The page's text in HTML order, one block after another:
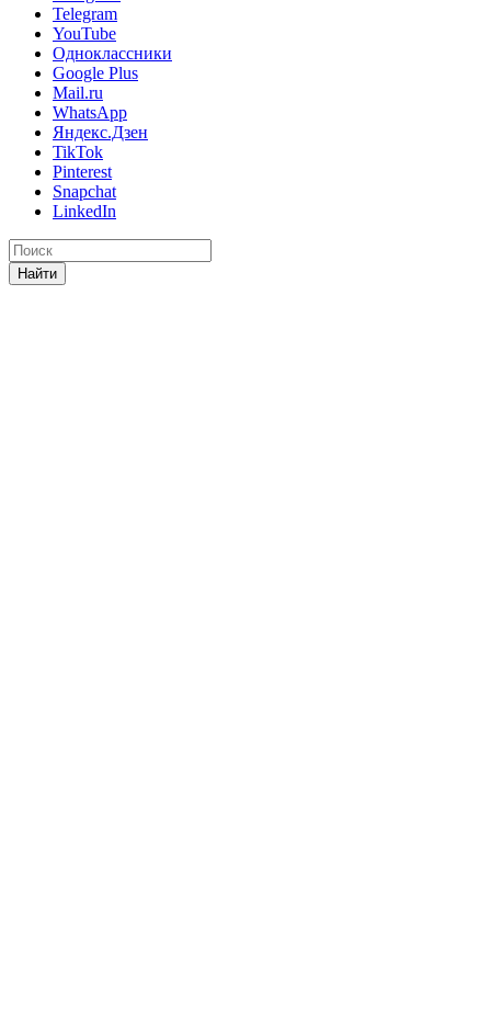
Telegram
YouTube
Одноклассники
Google Plus
Mail.ru
WhatsApp
Яндекс.Дзен
TikTok
Pinterest
Snapchat
LinkedIn
Найти